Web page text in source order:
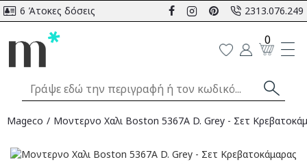
6 Άτοκες δόσεις 2313.076.249
0
Mageco Μοντερνο Χαλι Boston 5367A D. Grey - Σετ